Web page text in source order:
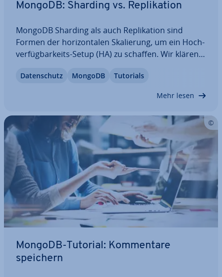
MongoDB: Sharding vs. Re­pli­ka­ti­on
MongoDB Sharding als auch Re­pli­ka­ti­on sind
Formen der ho­ri­zon­ta­len Ska­lie­rung, um ein Hoch­
ver­füg­bar­keits-Setup (HA) zu schaffen. Wir klären
sich die Lösungen jeweils eignen würden.
Da­ten­schutz MongoDB Tutorials
Mehr lesen
MongoDB-Tutorial: Kom­men­ta­re
speichern